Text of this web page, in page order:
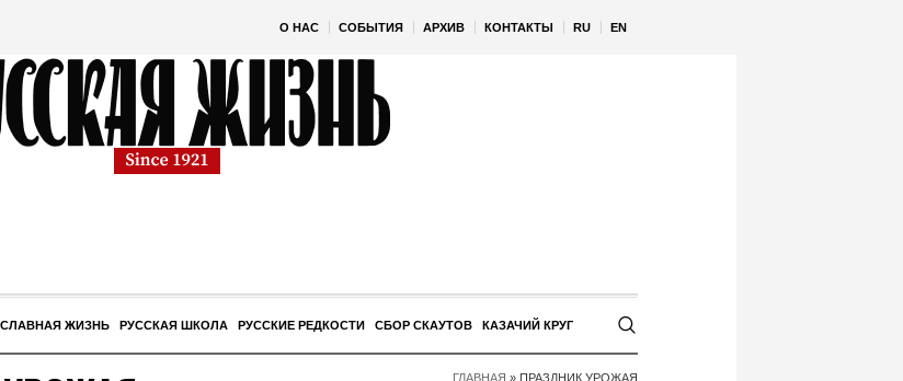
О НАС СОБЫТИЯ АРХИВ КОНТАКТЫ RU EN
ЖИЗНЬ РУССКАЯ ШКОЛА РУССКИЕ РЕДКОСТИ СБОР СКАУТОВ КАЗАЧИЙ КРУГ
ГЛАВНАЯ » ПРАЗДНИК УРОЖАЯ